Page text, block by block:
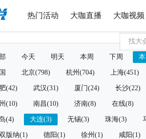
热门活动 大咖直播 大咖视频
今天 明天 本周 下周
北京(798) 杭州(704) 上海(451)
(42) 武汉(31) 厦门(24) 长沙(22)
(10) 南昌(10) 济南(8) 在线(8)
(4) 大连(3) 无锡(3) 珠海(3)
版纳(1) 德阳(1) 徐州(1) 咸阳(1)